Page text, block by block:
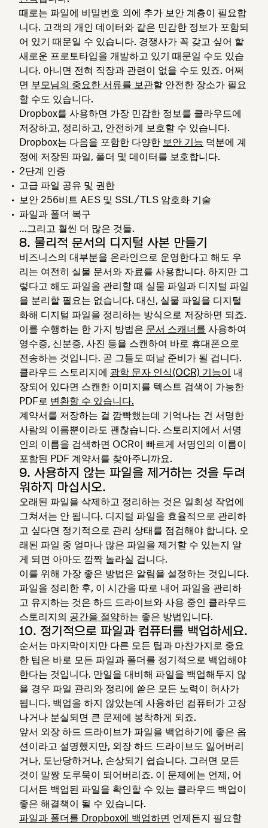
때로는 파일에 비밀번호 외에 추가 보안 계층이 필요합
니다. 고객의 개인 데이터와 같은 민감한 정보가 포함되
어 있기 때문일 수 있습니다. 경쟁사가 꼭 갖고 싶어 할
새로운 프로토타입을 개발하고 있기 때문일 수도 있습
니다. 아니면 전혀 직장과 관련이 없을 수도 있죠. 어쩌
면 부모님의 중요한 서류를 보관할 안전한 장소가 필요
할 수도 있습니다.
Dropbox를 사용하면 가장 민감한 정보를 클라우드에
저장하고, 정리하고, 안전하게 보호할 수 있습니다.
Dropbox는 다음을 포함한 다양한 보안 기능 덕분에 계
정에 저장된 파일, 폴더 및 데이터를 보호합니다.
2단계 인증
고급 파일 공유 및 권한
보안 256비트 AES 및 SSL/TLS 암호화 기술
파일과 폴더 복구
…그리고 훨씬 더 많은 것들.
8. 물리적 문서의 디지털 사본 만들기
비즈니스의 대부분을 온라인으로 운영한다고 해도 우
리는 여전히 실물 문서와 자료를 사용합니다. 하지만 그
렇다고 해도 파일을 관리할 때 실물 파일과 디지털 파일
을 분리할 필요는 없습니다. 대신, 실물 파일을 디지털
화해 디지털 파일을 정리하는 방식으로 저장하면 되죠.
이를 수행하는 한 가지 방법은 문서 스캐너를 사용하여
영수증, 신분증, 사진 등을 스캔하여 바로 휴대폰으로
전송하는 것입니다. 곧 그들도 떠날 준비가 될 겁니다.
클라우드 스토리지에 광학 문자 인식(OCR) 기능이 내
장되어 있다면 스캔한 이미지를 텍스트 검색이 가능한
PDF로 변환할 수 있습니다.
계약서를 저장하는 걸 깜빡했는데 기억나는 건 서명한
사람의 이름뿐이라도 괜찮습니다. 스토리지에서 서명
인의 이름을 검색하면 OCR이 빠르게 서명인의 이름이
포함된 PDF 계약서를 찾아주니까요.
9. 사용하지 않는 파일을 제거하는 것을 두려
워하지 마십시오.
오래된 파일을 삭제하고 정리하는 것은 일회성 작업에
그쳐서는 안 됩니다. 디지털 파일을 효율적으로 관리하
고 싶다면 정기적으로 관리 상태를 점검해야 합니다. 오
래된 파일 중 얼마나 많은 파일을 제거할 수 있는지 알
게 되면 아마도 깜짝 놀라실 겁니다.
이를 위해 가장 좋은 방법은 알림을 설정하는 것입니다.
파일을 정리한 후, 이 시간을 따로 내어 파일을 관리하
고 유지하는 것은 하드 드라이브와 사용 중인 클라우드
스토리지의 공간을 절약하는 좋은 방법입니다.
10. 정기적으로 파일과 컴퓨터를 백업하세요.
순서는 마지막이지만 다른 모든 팁과 마찬가지로 중요
한 팁은 바로 모든 파일과 폴더를 정기적으로 백업해야
한다는 것입니다. 만일을 대비해 파일을 백업해두지 않
을 경우 파일 관리와 정리에 쏟은 모든 노력이 허사가
됩니다. 백업을 하지 않았는데 사용하던 컴퓨터가 고장
나거나 분실되면 큰 문제에 봉착하게 되죠.
앞서 외장 하드 드라이브가 파일을 백업하기에 좋은 옵
션이라고 설명했지만, 외장 하드 드라이브도 잃어버리
거나, 도난당하거나, 손상되기 쉽습니다. 그러면 모든
것이 말짱 도루묵이 되어버리죠. 이 문제에는 언제, 어
디서든 백업된 파일을 확인할 수 있는 클라우드 백업이
좋은 해결책이 될 수 있습니다.
파일과 폴더를 Dropbox에 백업하면 언제든지 필요할